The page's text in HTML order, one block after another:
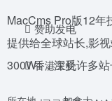
赞助发电
香港主机
MacCms Pro版12年
提供给全球站长,影
300W+，深受许多站